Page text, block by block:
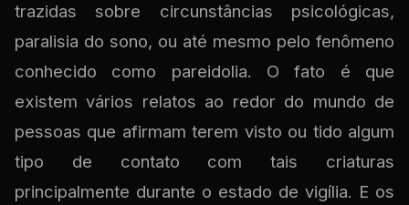
trazidas sobre circunstâncias psicológicas,
paralisia do sono, ou até mesmo pelo fenômeno
conhecido como pareidolia. O fato é que
existem vários relatos ao redor do mundo de
pessoas que afirmam terem visto ou tido algum
tipo de contato com tais criaturas
principalmente durante o estado de vigília. E os